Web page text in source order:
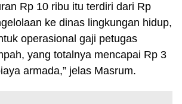
Rp 10 ribu itu terdiri dari Rp
ke dinas lingkungan hidup,
operasional gaji petugas
yang totalnya mencapai Rp 3
armada,” jelas Masrum.